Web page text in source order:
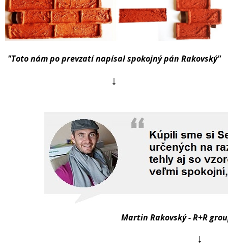
"Toto nám po prevzatí napísal spokojný pán Rakovský"
↓
Martin Rakovský - R+R
↓